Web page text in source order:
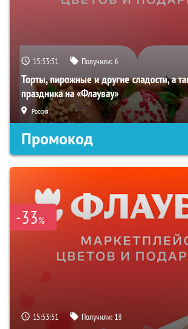
15:53:50 Получили:6
Торты, пирожные и другие сладости, а
праздника на «Флаувау»
Россия
Промокод
-33%
15:53:50 Получили: 18